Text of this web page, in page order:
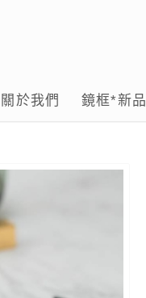
關於我們 鏡框*新